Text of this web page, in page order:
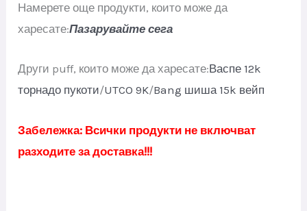
Намерете още продукти, които може да
харесате:Пазарувайте сега
Други puff, които може да харесате:Васпе 12k
торнадо пукоти/UTCO 9K/Bang шиша 15k вейп
Забележка: Всички продукти не включват
разходите за доставка!!!